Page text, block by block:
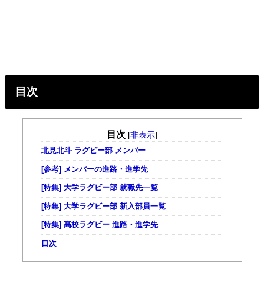
目次
目次 [非表示]
北見北斗 ラグビー部 メンバー
[参考] メンバーの進路・進学先
[特集] 大学ラグビー部 就職先一覧
[特集] 大学ラグビー部 新入部員一覧
[特集] 高校ラグビー 進路・進学先
目次